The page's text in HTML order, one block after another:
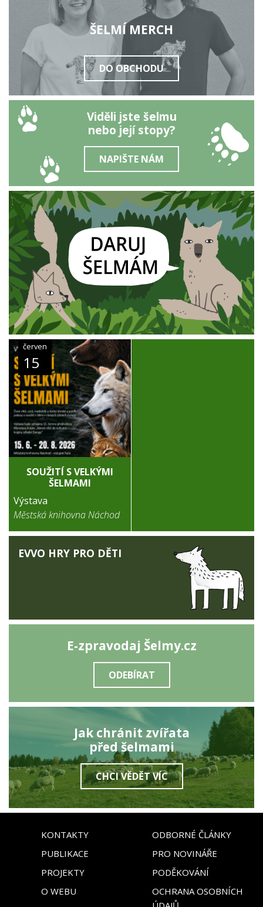
ŠELMÍ MERCH
DO OBCHODU
Viděli jste šelmu
nebo její stopy?
NAPIŠTE NÁM
červen
15
SOUŽITÍ S VELKÝMI
ŠELMAMI
Výstava
Městská knihovna Náchod
EVVO HRY PRO DĚTI
E-zpravodaj Šelmy.cz
ODEBÍRAT
Jak chránit zvířata
před šelmami
CHCI VĚDĚT VÍC
KONTAKTY
ODBORNÉ ČLÁNKY
PUBLIKACE
PRO NOVINÁŘE
PROJEKTY
PODĚKOVÁNÍ
O WEBU
OCHRANA OSOBNÍCH